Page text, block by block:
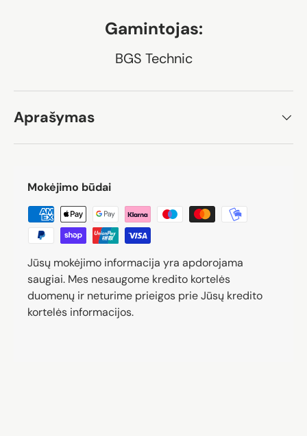
Gamintojas:
BGS Technic
Aprašymas
Mokėjimo būdai
Jūsų mokėjimo informacija yra apdorojama
saugiai. Mes nesaugome kredito kortelės
duomenų ir neturime prieigos prie Jūsų kredito
kortelės informacijos.